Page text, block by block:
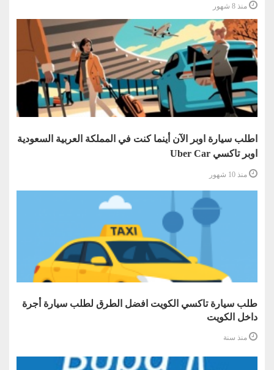
منذ 8 شهور
اطلب سيارة اوبر الآن أينما كنت في المملكة العربية السعودية
اوبر تاكسي Uber Car
منذ 10 شهور
طلب سيارة تاكسي الكويت افضل الطرق لطلب سيارة أجرة
داخل الكويت
منذ سنة